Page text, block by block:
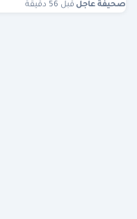
صحيفة عاجل قبل 56 دقيقة